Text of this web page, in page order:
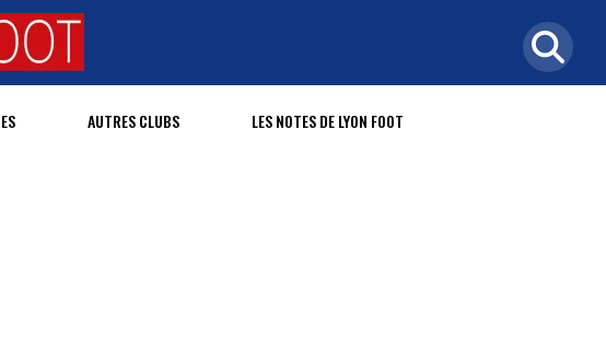
AUTRES CLUBS LES NOTES DE LYON FOOT